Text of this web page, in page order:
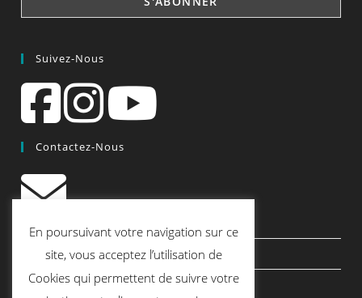
Suivez-Nous
Contactez-Nous
contact@quiscrap.fr
Les Fiches Techniques et les Tutos
Le Blog
En poursuivant votre navigation sur ce
site, vous acceptez l’utilisation de
Cookies qui permettent de suivre votre